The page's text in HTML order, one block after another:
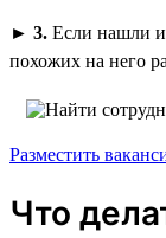
► 3. Если нашли
похожих на него
Разместить
Что